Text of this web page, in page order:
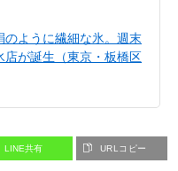
のように繊細な氷。週末
店が誕生（東京・板橋区
LINE共有 URLコピー